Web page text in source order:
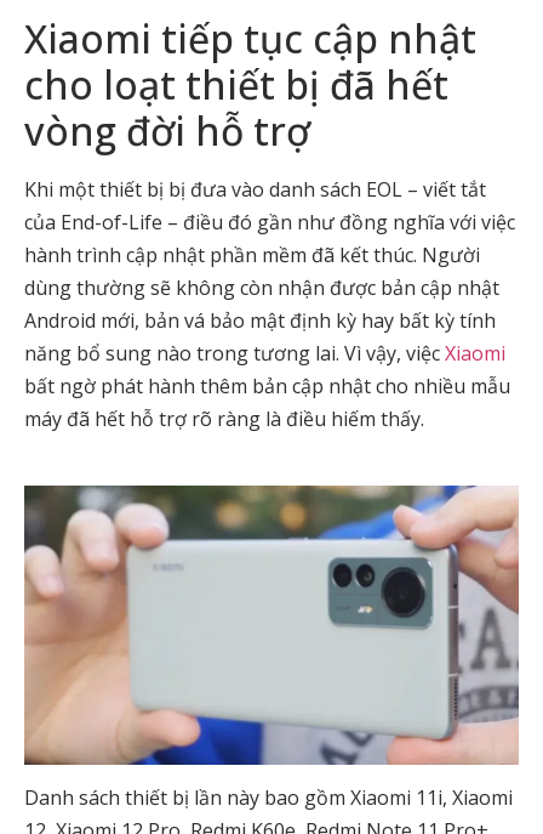
Xiaomi tiếp tục cập nhật
cho loạt thiết bị đã hết
vòng đời hỗ trợ
Khi một thiết bị bị đưa vào danh sách EOL – viết tắt
của End-of-Life – điều đó gần như đồng nghĩa với việc
hành trình cập nhật phần mềm đã kết thúc. Người
dùng thường sẽ không còn nhận được bản cập nhật
Android mới, bản vá bảo mật định kỳ hay bất kỳ tính
năng bổ sung nào trong tương lai. Vì vậy, việcXiaomi
bất ngờ phát hành thêm bản cập nhật cho nhiều mẫu
máy đã hết hỗ trợ rõ ràng là điều hiếm thấy.
Danh sách thiết bị lần này bao gồm Xiaomi 11i, Xiaomi